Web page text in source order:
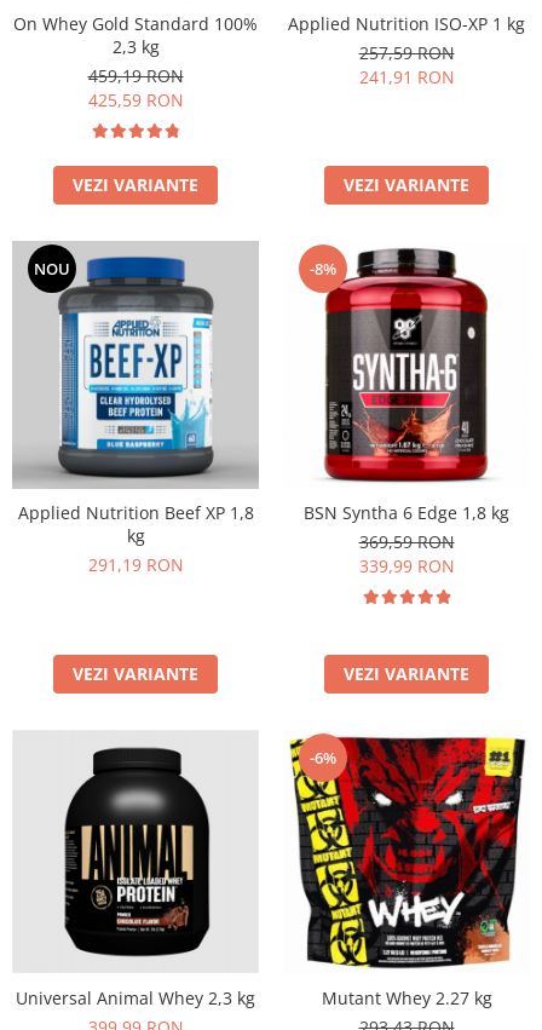
On Whey Gold Standard 100%
2,3 kg
459,19 RON
425,59 RON
VEZI VARIANTE
Applied Nutrition ISO-XP 1 kg
257,59 RON
241,91 RON
VEZI VARIANTE
NOU
Applied Nutrition Beef XP 1,8
kg
291,19 RON
VEZI VARIANTE
-8%
BSN Syntha 6 Edge 1,8 kg
369,59 RON
339,99 RON
VEZI VARIANTE
Universal Animal Whey 2,3 kg
-6%
Mutant Whey 2.27 kg